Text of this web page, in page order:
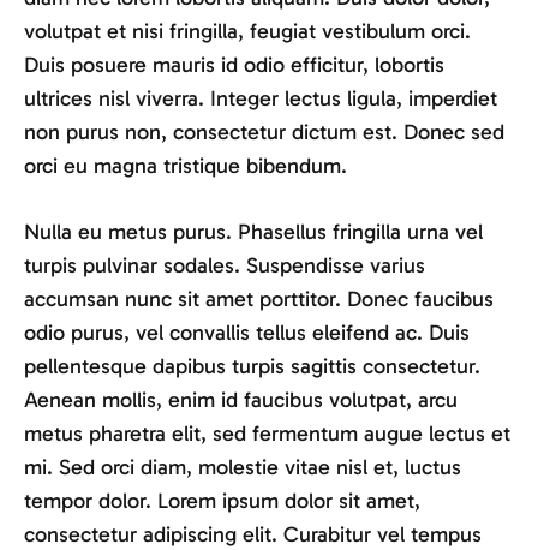
volutpat et nisi fringilla, feugiat vestibulum orci.
Duis posuere mauris id odio efficitur, lobortis
ultrices nisl viverra. Integer lectus ligula, imperdiet
non purus non, consectetur dictum est. Donec sed
orci eu magna tristique bibendum.
Nulla eu metus purus. Phasellus fringilla urna vel
turpis pulvinar sodales. Suspendisse varius
accumsan nunc sit amet porttitor. Donec faucibus
odio purus, vel convallis tellus eleifend ac. Duis
pellentesque dapibus turpis sagittis consectetur.
Aenean mollis, enim id faucibus volutpat, arcu
metus pharetra elit, sed fermentum augue lectus et
mi. Sed orci diam, molestie vitae nisl et, luctus
tempor dolor. Lorem ipsum dolor sit amet,
consectetur adipiscing elit. Curabitur vel tempus